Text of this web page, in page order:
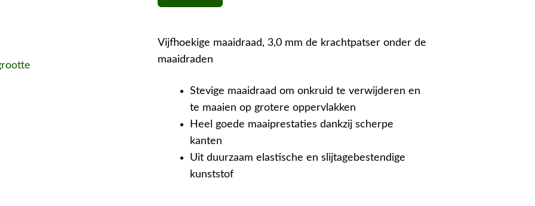
Vijfhoekige maaidraad, 3,0 mm de krachtpatser onder de
maaidraden
Stevige maaidraad om onkruid te verwijderen en
te maaien op grotere oppervlakken
Heel goede maaiprestaties dankzij scherpe
kanten
Uit duurzaam elastische en slijtagebestendige
kunststof